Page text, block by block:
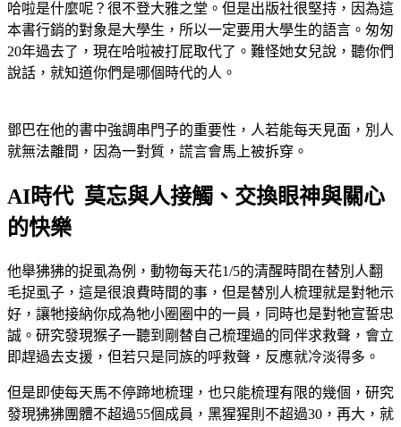
哈啦是什麼呢？很不登大雅之堂。但是出版社很堅持，因為這
本書行銷的對象是大學生，所以一定要用大學生的語言。匆匆
20年過去了，現在哈啦被打屁取代了。難怪她女兒說，聽你們
說話，就知道你們是哪個時代的人。
鄧巴在他的書中強調串門子的重要性，人若能每天見面，別人
就無法離間，因為一對質，謊言會馬上被拆穿。
AI時代 莫忘與人接觸、交換眼神與關心
的快樂
他舉狒狒的捉虱為例，動物每天花1/5的清醒時間在替別人翻
毛捉虱子，這是很浪費時間的事，但是替別人梳理就是對牠示
好，讓牠接納你成為牠小圈圈中的一員，同時也是對牠宣誓忠
誠。研究發現猴子一聽到剛替自己梳理過的同伴求救聲，會立
即趕過去支援，但若只是同族的呼救聲，反應就冷淡得多。
但是即使每天馬不停蹄地梳理，也只能梳理有限的幾個，研究
發現狒狒團體不超過55個成員，黑猩猩則不超過30，再大，就